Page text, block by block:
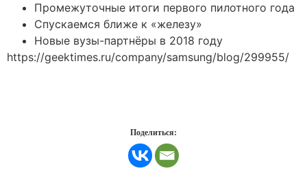
Промежуточные итоги первого пилотного года
Спускаемся ближе к «железу»
Новые вузы-партнёры в 2018 году
https://geektimes.ru/company/samsung/blog/299955/
Поделиться: